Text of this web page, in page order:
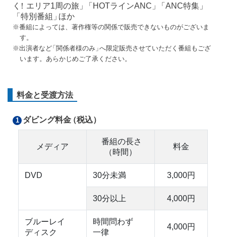
く ！エリア1周の旅 」 「HOTラインANC 」 「ANC特集 」
「特別番組 」 ほか
※番組によっては、著作権等の関係で販売できないものがございま
す。
※出演者な ど「関係者様のみ 」へ限定販売させていただく番組もござ
います。あらかじめご了承ください。
料金と受渡方法
1 ダビング料金（税込）
メディア
番組の長さ
（時間）
料金
DVD 30分未満 3,000円
30分以上 4,000円
ブルーレイ
ディスク
時間問わず
一律
4,000円